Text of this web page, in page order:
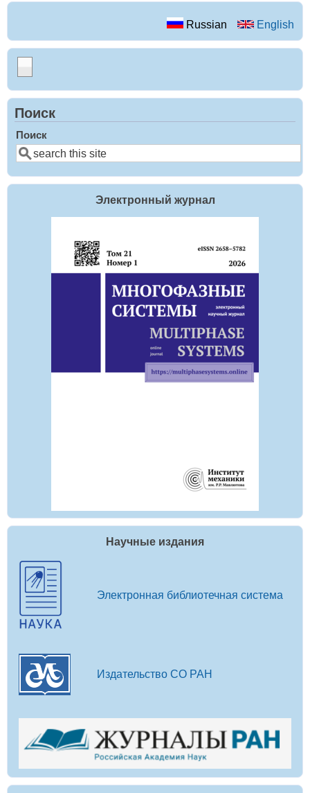
Russian English
Поиск
Поиск
Электронный журнал
Научные издания
Электронная библиотечная система
Издательство СО РАН